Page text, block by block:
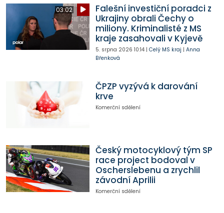
03:02
Falešní investiční poradci z
Ukrajiny obrali Čechy o
miliony. Kriminalisté z MS
kraje zasahovali v Kyjevě
5. srpna 2026 10:14| Celý MS kraj | Anna
Břenková
ČPZP vyzývá k darování
krve
Komerční sdělení
Český motocyklový tým SP
race project bodoval v
Oscherslebenu a zrychlil
závodní Aprilii
Komerční sdělení